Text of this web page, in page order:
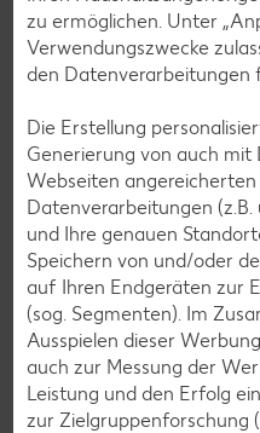
Flammkuchen-Rezepte
Frühstücksrezepte
Salat-Rezepte
Spargel-Rezepte
Fleisch-Rezepte
Fisch-Rezepte
Geflügel-Rezepte
Lamm-Rezepte
Grill-Rezepte
zu ermöglichen. Unter
Verwendungszwecke
den Datenverarbeitungen
Die Erstellung
Generierung von auch mit
Webseiten
Datenverarbeitungen
und Ihre genauen
Speichern von und/oder
auf Ihren Endgeräten zur
(sog. Segmenten). Im
Ausspielen dieser
auch zur Messung der
Leistung und den Erfolg
zur Zielgruppenforschung